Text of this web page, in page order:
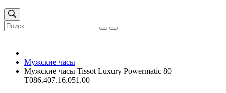
Мужские часы
Мужские часы Tissot Luxury Powermatic 80
T086.407.16.051.00